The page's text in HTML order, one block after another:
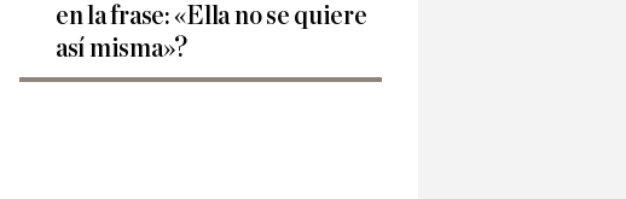
en la frase: «Ella no se quiere
así misma»?